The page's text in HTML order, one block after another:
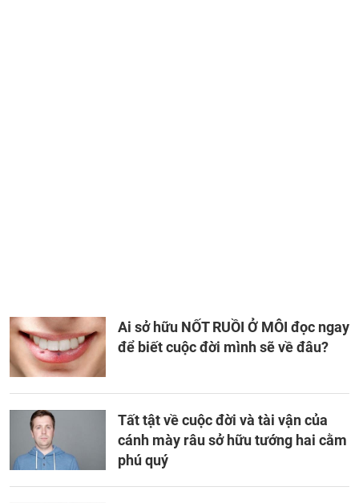
Ai sở hữu NỐT RUỒI Ở MÔI đọc ngay
để biết cuộc đời mình sẽ về đâu?
Tất tật về cuộc đời và tài vận của
cánh mày râu sở hữu tướng hai cằm
phú quý